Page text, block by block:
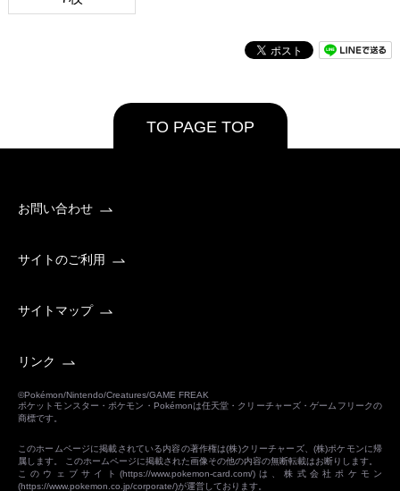
TO PAGE TOP
お問い合わせ
サイトのご利用
サイトマップ
リンク
©Pokémon/Nintendo/Creatures/GAME FREAK
ポケットモンスター・ポケモン・Pokémonは任天堂・クリーチャーズ・ゲームフリークの
商標です。
このホームページに掲載されている内容の著作権は(株)クリーチャーズ、(株)ポケモンに帰
属します。 このホームページに掲載された画像その他の内容の無断転載はお断りします。
このウェブサイト(https://www.pokemon-card.com/)は、株式会社ポケモン
(https://www.pokemon.co.jp/corporate/)が運営しております。